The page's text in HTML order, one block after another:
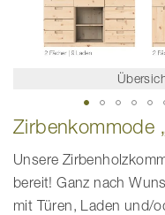
Zum
Anfang
Bildgalerie
Zirbenkommode
Unsere
bereit! Ganz nach
mit Türen, Laden und/